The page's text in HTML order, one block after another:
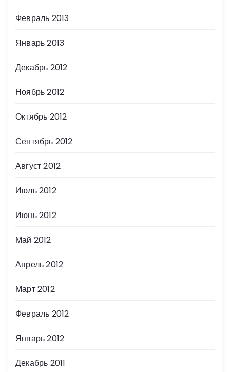
Февраль 2013
Январь 2013
Декабрь 2012
Ноябрь 2012
Октябрь 2012
Сентябрь 2012
Август 2012
Июль 2012
Июнь 2012
Май 2012
Апрель 2012
Март 2012
Февраль 2012
Январь 2012
Декабрь 2011